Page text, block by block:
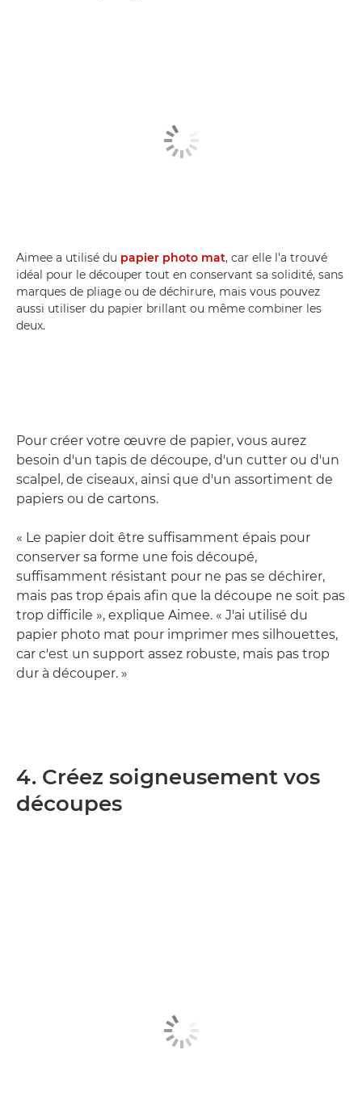
Aimee a utilisé du papier photo mat, car elle l'a trouvé
idéal pour le découper tout en conservant sa solidité, sans
marques de pliage ou de déchirure, mais vous pouvez
aussi utiliser du papier brillant ou même combiner les
deux.
Pour créer votre œuvre de papier, vous aurez
besoin d'un tapis de découpe, d'un cutter ou d'un
scalpel, de ciseaux, ainsi que d'un assortiment de
papiers ou de cartons.
« Le papier doit être suffisamment épais pour
conserver sa forme une fois découpé,
suffisamment résistant pour ne pas se déchirer,
mais pas trop épais afin que la découpe ne soit pas
trop difficile », explique Aimee. « J'ai utilisé du
papier photo mat pour imprimer mes silhouettes,
car c'est un support assez robuste, mais pas trop
dur à découper. »
4. Créez soigneusement vos
découpes